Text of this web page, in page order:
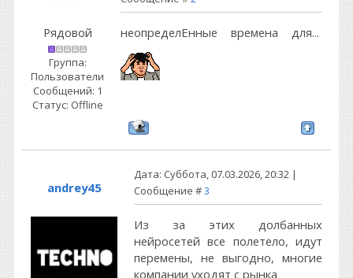
Рядовой
Группа:
Пользователи
Сообщений: 1
Статус: Offline
неопределЕнные времена для...
andrey45
Дата: Суббота, 07.03.2026, 20:32 |
Сообщение #3
Из за этих долбанных
нейросетей все полетело, идут
перемены, не выгодно, многие
компании уходят с рынка